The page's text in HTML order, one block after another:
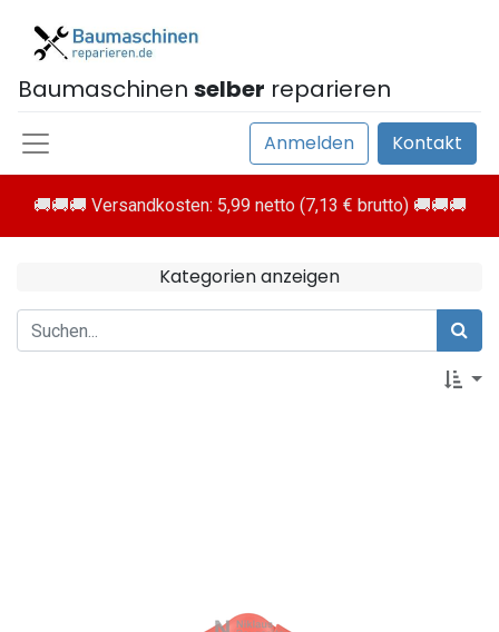
Baumaschinen selber reparieren
Anmelden Kontakt
🚚🚚🚚 Versandkosten: 5,99 netto (7,13 € brutto) 🚚🚚🚚
Kategorien anzeigen